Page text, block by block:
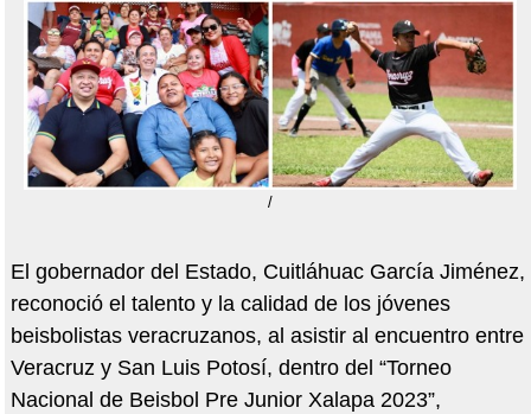
/
El gobernador del Estado, Cuitláhuac García Jiménez,
reconoció el talento y la calidad de los jóvenes
beisbolistas veracruzanos, al asistir al encuentro entre
Veracruz y San Luis Potosí, dentro del “Torneo
Nacional de Beisbol Pre Junior Xalapa 2023”,